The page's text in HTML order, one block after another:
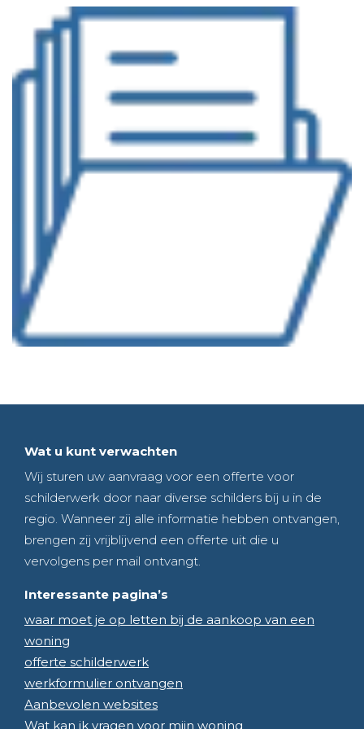
Wat u kunt verwachten
Wij sturen uw aanvraag voor een offerte voor
schilderwerk door naar diverse schilders bij u in de
regio. Wanneer zij alle informatie hebben ontvangen,
brengen zij vrijblijvend een offerte uit die u
vervolgens per mail ontvangt.
Interessante pagina’s
waar moet je op letten bij de aankoop van een
woning
offerte schilderwerk
werkformulier ontvangen
Aanbevolen websites
Wat kan ik vragen voor mijn woning